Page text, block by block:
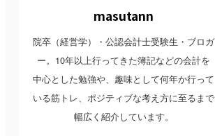
masutann
院卒（経営学）・公認会計士受験生・ブロガ
ー。10年以上行ってきた簿記などの会計を
中心とした勉強や、趣味として何年か行って
いる筋トレ、ポジティブな考え方に至るまで
幅広く紹介しています。